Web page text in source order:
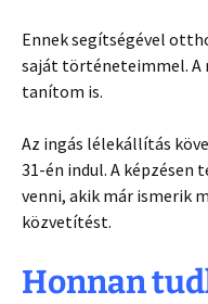
Ennek segítségével
saját történeteimmel. A
tanítom is.
Az ingás lélekállítás
31-én indul. A képzésen
venni, akik már ismerik
közvetítést.
Honnan